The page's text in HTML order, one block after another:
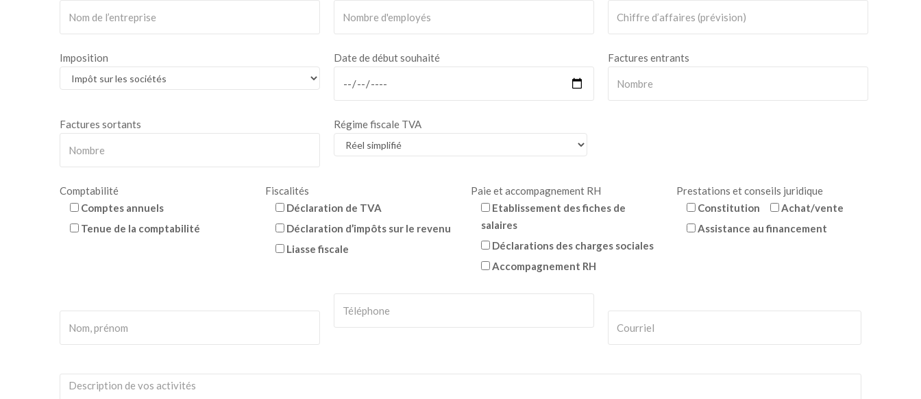
Imposition Date de début souhaité Factures entrants
Factures sortants Régime fiscale TVA
Comptabilité
Comptes annuels
Tenue de la comptabilité
Fiscalités
Déclaration de TVA
Déclaration d’impôts sur le revenu
Liasse fiscale
Paie et accompagnement RH
Etablissement des fiches de
salaires
Déclarations des charges sociales
Accompagnement RH
Prestations et conseils juridique
Constitution
Achat/vente
Assistance au financement